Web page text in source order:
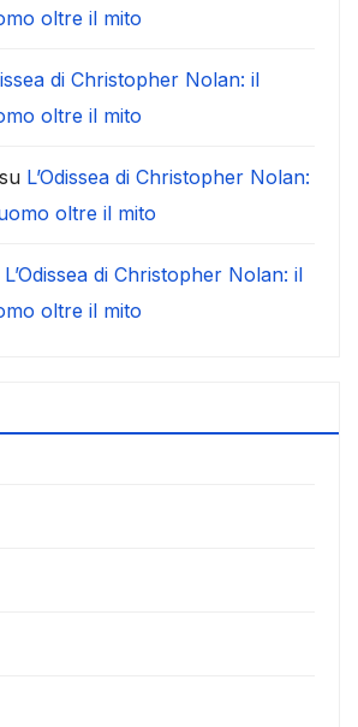
oltre il mito
di Christopher Nolan: il
oltre il mito
su L’Odissea di Christopher Nolan:
oltre il mito
L’Odissea di Christopher Nolan: il
oltre il mito